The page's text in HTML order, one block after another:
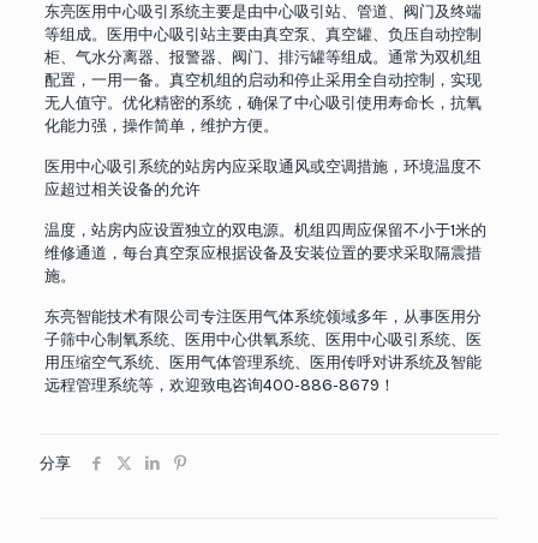
东亮医用中心吸引系统主要是由中心吸引站、管道、阀门及终端
等组成。医用中心吸引站主要由真空泵、真空罐、负压自动控制
柜、气水分离器、报警器、阀门、排污罐等组成。通常为双机组
配置，一用一备。真空机组的启动和停止采用全自动控制，实现
无人值守。优化精密的系统，确保了中心吸引使用寿命长，抗氧
化能力强，操作简单，维护方便。
医用中心吸引系统的站房内应采取通风或空调措施，环境温度不
应超过相关设备的允许
温度，站房内应设置独立的双电源。机组四周应保留不小于1米的
维修通道，每台真空泵应根据设备及安装位置的要求采取隔震措
施。
东亮智能技术有限公司专注医用气体系统领域多年，从事医用分
子筛中心制氧系统、医用中心供氧系统、医用中心吸引系统、医
用压缩空气系统、医用气体管理系统、医用传呼对讲系统及智能
远程管理系统等，欢迎致电咨询400-886-8679！
分享